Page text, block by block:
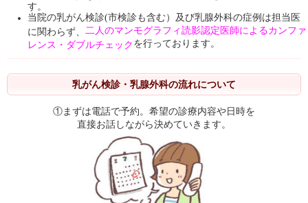
す。
当院の乳がん検診(市検診も含む）及び乳腺外科の症例は担当医
に関わらず、 二人のマンモグラフィ読影認定医師によるカンファ
レンス・ダブルチェック を行っております。
乳がん検診・乳腺外科の流れについて
①まずは電話で予約。希望の診療内容や日時を
直接お話しながら決めていきます。